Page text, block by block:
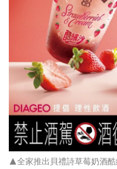
▲全家推出貝禮詩草莓奶酒